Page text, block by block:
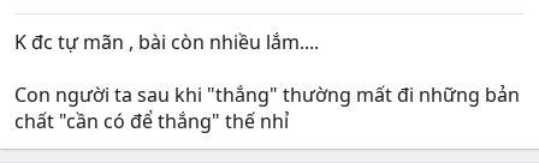
K đc tự mãn , bài còn nhiều lắm....
Con người ta sau khi "thắng" thường mất đi những bản
chất "cần có để thắng" thế nhỉ